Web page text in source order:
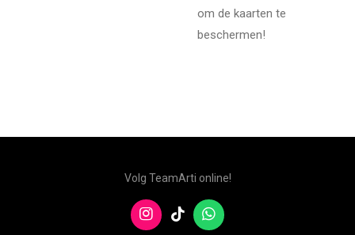
om de kaarten te
beschermen!
Volg TeamArti online!
I
T
W